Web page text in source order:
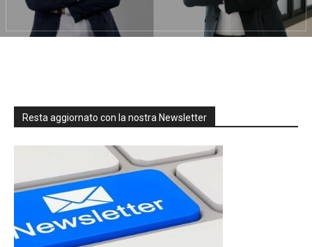
Resta aggiornato con la nostra Newsletter